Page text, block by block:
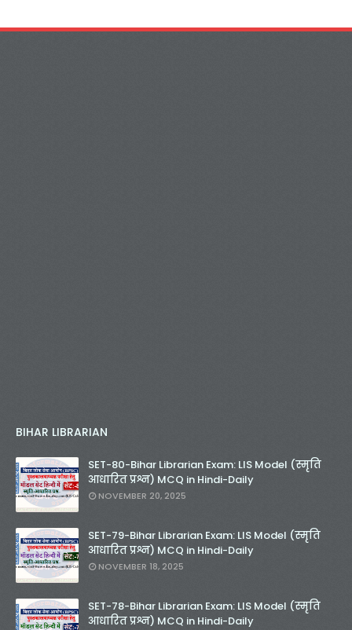
BIHAR LIBRARIAN
SET-80-Bihar Librarian Exam: LIS Model (स्मृति
आधारित प्रश्न) MCQ in Hindi-Daily
NOVEMBER 20, 2025
SET-79-Bihar Librarian Exam: LIS Model (स्मृति
आधारित प्रश्न) MCQ in Hindi-Daily
NOVEMBER 18, 2025
SET-78-Bihar Librarian Exam: LIS Model (स्मृति
आधारित प्रश्न) MCQ in Hindi-Daily